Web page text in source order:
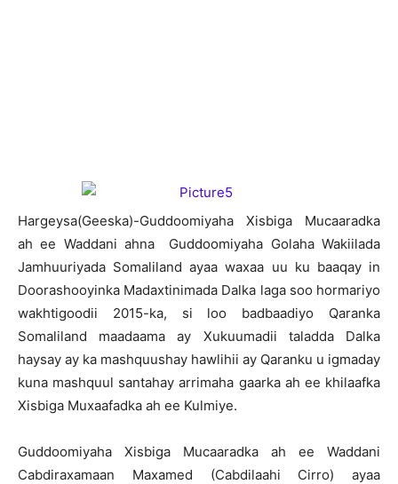
Hargeysa(Geeska)-Guddoomiyaha Xisbiga Mucaaradka
ah ee Waddani ahna Guddoomiyaha Golaha Wakiilada
Jamhuuriyada Somaliland ayaa waxaa uu ku baaqay in
Doorashooyinka Madaxtinimada Dalka laga soo hormariyo
wakhtigoodii 2015-ka, si loo badbaadiyo Qaranka
Somaliland maadaama ay Xukuumadii taladda Dalka
haysay ay ka mashquushay hawlihii ay Qaranku u igmaday
kuna mashquul santahay arrimaha gaarka ah ee khilaafka
Xisbiga Muxaafadka ah ee Kulmiye.
Guddoomiyaha Xisbiga Mucaaradka ah ee Waddani
Cabdiraxamaan Maxamed (Cabdilaahi Cirro) ayaa